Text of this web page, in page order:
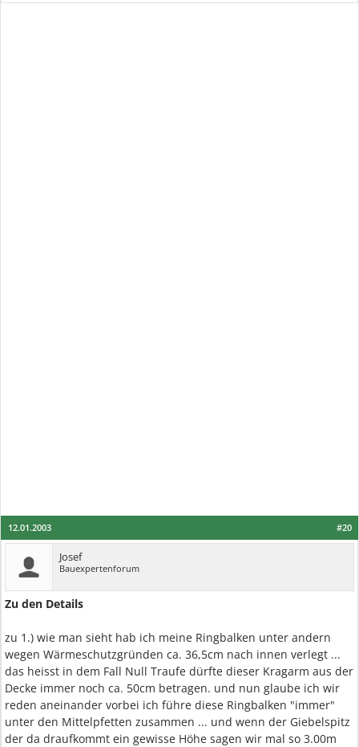
#20
12.01.2003
Josef
Bauexpertenforum
Zu den Details
zu 1.) wie man sieht hab ich meine Ringbalken unter andern
wegen Wärmeschutzgründen ca. 36,5cm nach innen verlegt ...
das heisst in dem Fall Null Traufe dürfte dieser Kragarm aus der
Decke immer noch ca. 50cm betragen. und nun glaube ich wir
reden aneinander vorbei ich führe diese Ringbalken "immer"
unter den Mittelpfetten zusammen ... und wenn der Giebelspitz
der da draufkommt ein gewisse Höhe sagen wir mal so 3.00m